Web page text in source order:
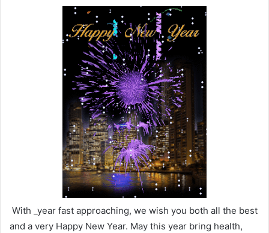
With _year fast approaching, we wish you both all the best
and a very Happy New Year. May this year bring health,